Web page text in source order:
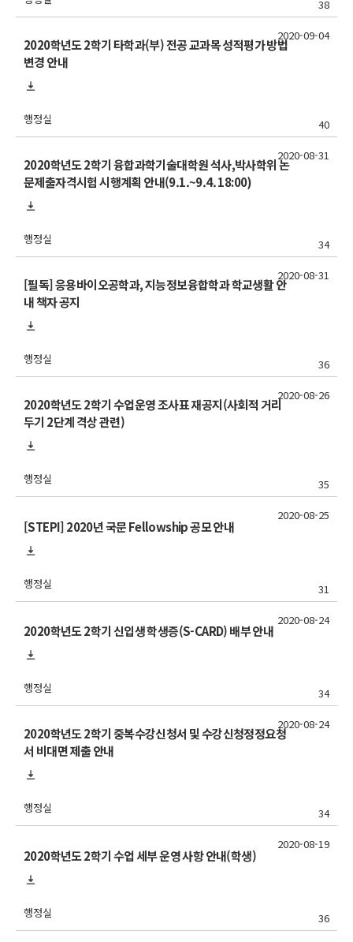
38
2020학년도 2학기 타학과(부) 전공 교과목 성적평가 방법
변경 안내
행정실 40
2020-09-04
2020학년도 2학기 융합과학기술대학원 석사,박사학위 논
문제출자격시험 시행계획 안내(9.1.~9.4. 18:00)
행정실 34
2020-08-31
[필독] 응용바이오공학과, 지능정보융합학과 학교생활 안
내 책자 공지
행정실 36
2020-08-31
2020학년도 2학기 수업운영 조사표 재공지(사회적 거리
두기 2단계 격상 관련)
행정실 35
2020-08-26
[STEPI] 2020년 국문 Fellowship 공모 안내
행정실 31
2020-08-25
2020학년도 2학기 신입생 학생증(S-CARD) 배부 안내
행정실 34
2020-08-24
2020학년도 2학기 중복수강신청서 및 수강신청정정요청
서 비대면 제출 안내
행정실 34
2020-08-24
2020학년도 2학기 수업 세부 운영 사항 안내(학생)
행정실 36
2020-08-19